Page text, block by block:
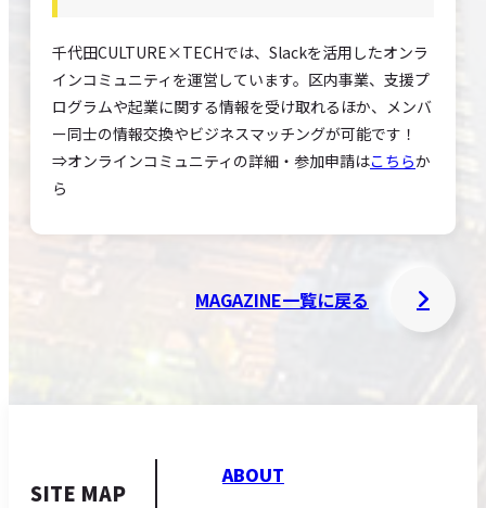
千代田CULTURE×TECHでは、Slackを活用したオンラ
インコミュニティを運営しています。区内事業、支援プ
ログラムや起業に関する情報を受け取れるほか、メンバ
ー同士の情報交換やビジネスマッチングが可能です！
⇒オンラインコミュニティの詳細・参加申請はこちらか
ら
MAGAZINE一覧に戻る
SITE MAP
ABOUT